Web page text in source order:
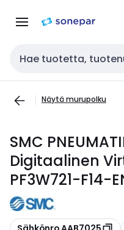
navigointiinsisältöön
Haku
Näytä murupolku
SMC
Digitaalinen
PF3W721-F14-
Kopioi